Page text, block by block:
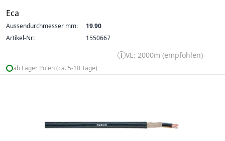
Eca
Aussendurchmesser mm:
19.90
Artikel-Nr:
1550667
VE: 2000m (empfohlen)
ab Lager Polen (ca. 5-10 Tage)